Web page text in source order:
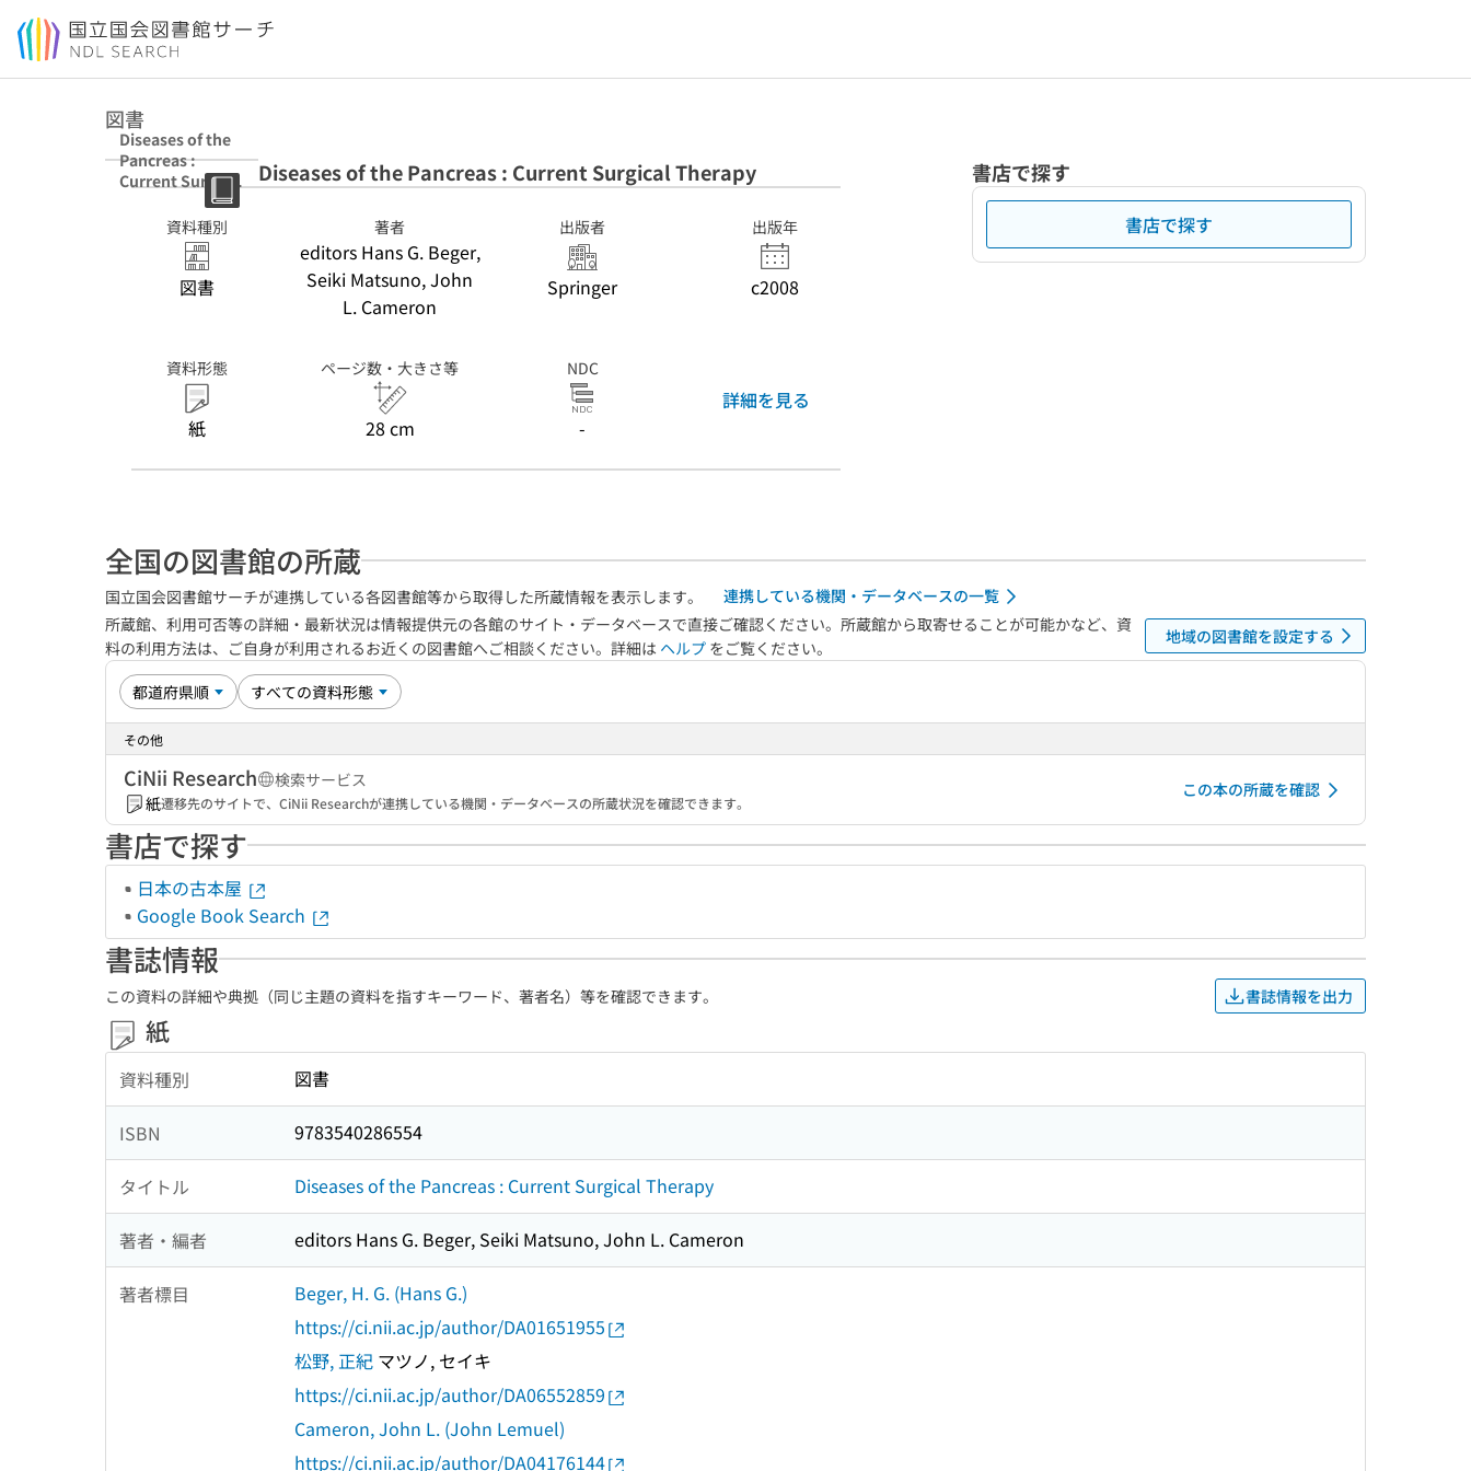
本文へ移動
図書
Diseases of the
Pancreas :
Current Surgical
Diseases of the Pancreas : Current Surgical Therapy
資料種別
図書
著者
editors Hans G. Beger,
Seiki Matsuno, John
L. Cameron
出版者
Springer
出版年
c2008
資料形態
紙
ページ数・大きさ等
28 cm
NDC
-
詳細を見る
書店で探す
書店で探す
全国の図書館の所蔵
国立国会図書館サーチが連携している各図書館等から取得した所蔵情報を表示します。
連携している機関・データベースの一覧
所蔵館、利用可否等の詳細・最新状況は情報提供元の各館のサイト・データベースで直接ご確認ください。所蔵館から取寄せることが可能かなど、資
料の利用方法は、ご自身が利用されるお近くの図書館へご相談ください。詳細は ヘルプ をご覧ください。
地域の図書館を設定する
その他
CiNii Research
検索サービス
紙遷移先のサイトで、CiNii Researchが連携している機関・データベースの所蔵状況を確認できます。
この本の所蔵を確認
書店で探す
日本の古本屋
Google Book Search
書誌情報
この資料の詳細や典拠（同じ主題の資料を指すキーワード、著者名）等を確認できます。 書誌情報を出力
紙
資料種別 図書
ISBN 9783540286554
タイトル Diseases of the Pancreas : Current Surgical Therapy
著者・編者 editors Hans G. Beger, Seiki Matsuno, John L. Cameron
著者標目
Beger, H. G. (Hans G.)
https://ci.nii.ac.jp/author/DA01651955
松野, 正紀 マツノ, セイキ
https://ci.nii.ac.jp/author/DA06552859
Cameron, John L. (John Lemuel)
https://ci.nii.ac.jp/author/DA04176144